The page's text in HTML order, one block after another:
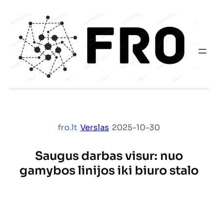
turinio
fro.lt Verslas 2025-10-30
Saugus darbas visur: nuo
gamybos linijos iki biuro stalo